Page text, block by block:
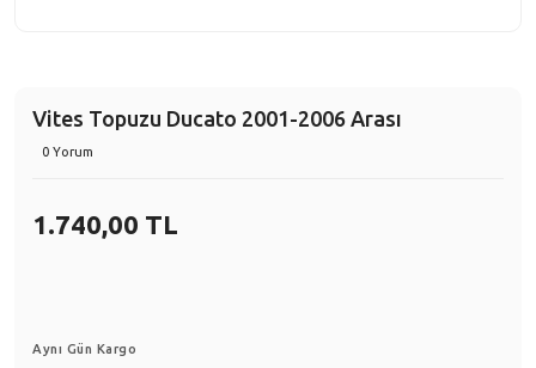
Vites Topuzu Ducato 2001-2006 Arası
0 Yorum
1.740,00 TL
Aynı Gün Kargo